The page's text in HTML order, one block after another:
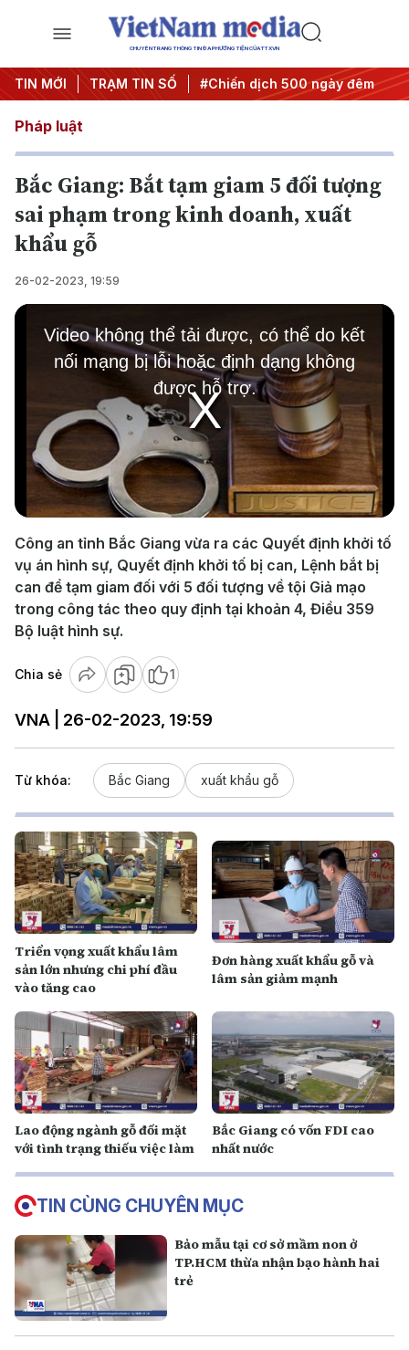
CHUYÊN TRANG THÔNG TIN ĐA PHƯƠNG TIỆN CỦA TTXVN
TIN MỚI TRẠM TIN SỐ
thành hành động #Chiến dịch 500 ngày đêm
Pháp luật
Bắc Giang: Bắt tạm giam 5 đối tượng
sai phạm trong kinh doanh, xuất
khẩu gỗ
26-02-2023, 19:59
Play
Video
This
window.
Video không thể tải được, có thể do kết
nối mạng bị lỗi hoặc định dạng không
được hỗ trợ.
Công an tỉnh Bắc Giang vừa ra các Quyết định khởi tố
vụ án hình sự, Quyết định khởi tố bị can, Lệnh bắt bị
can để tạm giam đối với 5 đối tượng về tội Giả mạo
trong công tác theo quy định tại khoản 4, Điều 359
Bộ luật hình sự.
Chia sẻ 1
VNA | 26-02-2023, 19:59
Từ khóa: Bắc Giang xuất khẩu gỗ
Triển vọng xuất khẩu lâm
sản lớn nhưng chi phí đầu
vào tăng cao
Đơn hàng xuất khẩu gỗ và
lâm sản giảm mạnh
Lao động ngành gỗ đối mặt
với tình trạng thiếu việc làm
Bắc Giang có vốn FDI cao
nhất nước
TIN CÙNG CHUYÊN MỤC
Bảo mẫu tại cơ sở mầm non ở
TP.HCM thừa nhận bạo hành hai
trẻ